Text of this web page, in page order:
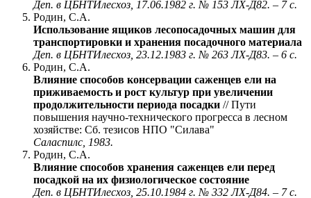
Деп. в ЦБНТИлесхоз, 17.06.1982 г. № 153 ЛХ-Д82. – 7 с.
Родин, С.А.
Использование ящиков лесопосадочных машин для
транспортировки и хранения посадочного материала
Деп. в ЦБНТИлесхоз, 23.12.1983 г. № 263 ЛХ-Д83. – 6 с.
Родин, С.А.
Влияние способов консервации саженцев ели на
приживаемость и рост культур при увеличении
продолжительности периода посадки // Пути
повышения научно-технического прогресса в лесном
хозяйстве: Сб. тезисов НПО "Силава"
Саласпилс, 1983.
Родин, С.А.
Влияние способов хранения саженцев ели перед
посадкой на их физиологическое состояние
Деп. в ЦБНТИлесхоз, 25.10.1984 г. № 332 ЛХ-Д84. – 7 с.